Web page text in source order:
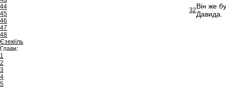
44
45
46
47
48
Єзекіїль
Глави:
1
2
3
4
5
32Він же
Давида.